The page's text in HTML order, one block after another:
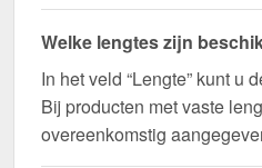
Welke lengtes zijn
In het veld “Lengte” kunt u
Bij producten met vaste
overeenkomstig